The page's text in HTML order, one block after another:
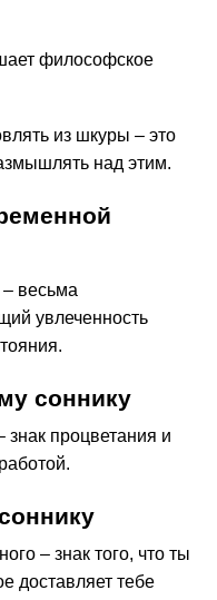
философское
из шкуры – это
над этим.
весьма
увлеченность
соннику
знак процветания и
– знак того, что ты
доставляет тебе